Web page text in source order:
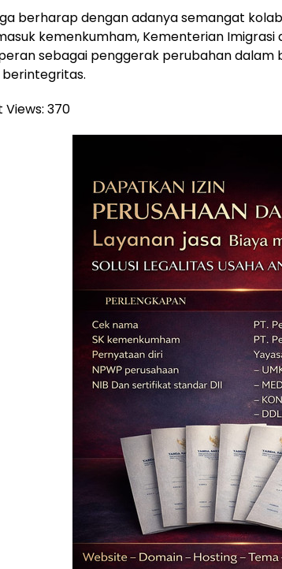
berharap dengan adanya semangat
kemenkumham, Kementerian
sebagai penggerak perubahan dalam
Views: 370